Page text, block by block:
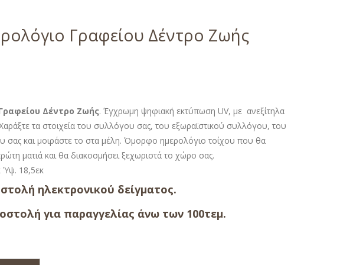
Γραφείου Δέντρο Ζωής
Δέντρο Ζωής. Έγχρωμη ψηφιακή εκτύπωση UV, με ανεξίτηλα
τα στοιχεία του συλλόγου σας, του εξωραϊστικού συλλόγου, του
σας και μοιράστε το στα μέλη. Όμορφο ημερολόγιο τοίχου που θα
ματιά και θα διακοσμήσει ξεχωριστά το χώρο σας.
Ύψ. 18,5εκ
ηλεκτρονικού δείγματος.
για παραγγελίας άνω των 100τεμ.